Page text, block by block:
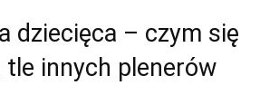
dziecięca – czym się
tle innych plenerów